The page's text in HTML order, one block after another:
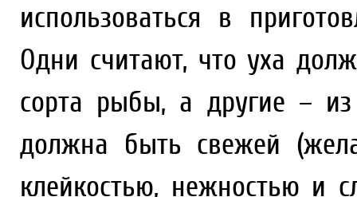
использоваться в
Одни считают, что уха
сорта рыбы, а другие –
должна быть свежей
клейкостью, нежностью и